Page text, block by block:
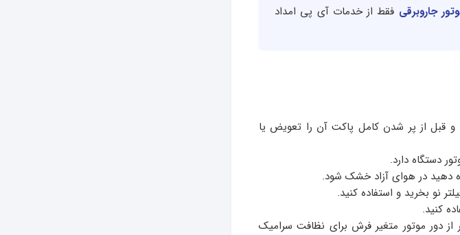
جاروبرقی فقط از خدمات آی پی امداد
و قبل از پر شدن کامل پاکت آن را تعویض یا
دستگاه دارد.
دهید در هوای آزاد خشک شود.
نو بخرید و استفاده کنید.
کنید.
از دور موتور متغیر فرش برای نظافت سرامیک